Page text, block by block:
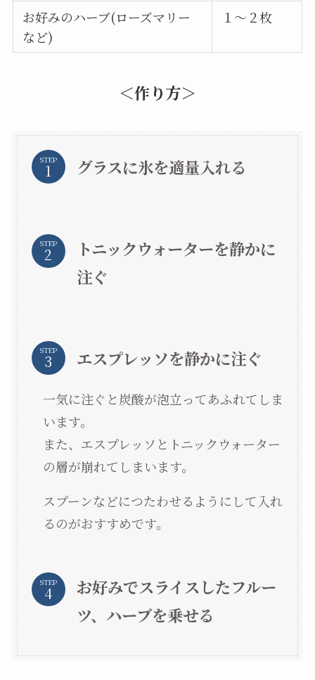
お好みのハーブ(ローズマリー
など)
１～２枚
＜作り方＞
STEP グラスに氷を適量入れる
STEP
トニックウォーターを静かに
注ぐ
STEP エスプレッソを静かに注ぐ
一気に注ぐと炭酸が泡立ってあふれてしま
います。
また、エスプレッソとトニックウォーター
の層が崩れてしまいます。
スプーンなどにつたわせるようにして入れ
るのがおすすめです。
STEP
お好みでスライスしたフルー
ツ、ハーブを乗せる